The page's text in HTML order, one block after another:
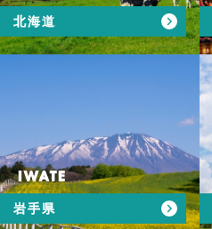
北海道
IWATE
岩手県